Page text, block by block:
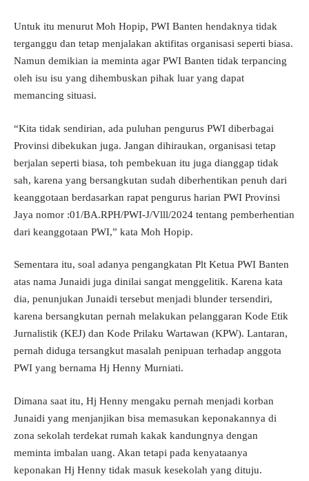
Untuk itu menurut Moh Hopip, PWI Banten hendaknya tidak
terganggu dan tetap menjalakan aktifitas organisasi seperti biasa.
Namun demikian ia meminta agar PWI Banten tidak terpancing
oleh isu isu yang dihembuskan pihak luar yang dapat
memancing situasi.
“Kita tidak sendirian, ada puluhan pengurus PWI diberbagai
Provinsi dibekukan juga. Jangan dihiraukan, organisasi tetap
berjalan seperti biasa, toh pembekuan itu juga dianggap tidak
sah, karena yang bersangkutan sudah diberhentikan penuh dari
keanggotaan berdasarkan rapat pengurus harian PWI Provinsi
Jaya nomor :01/BA.RPH/PWI-J/Vlll/2024 tentang pemberhentian
dari keanggotaan PWI,” kata Moh Hopip.
Sementara itu, soal adanya pengangkatan Plt Ketua PWI Banten
atas nama Junaidi juga dinilai sangat menggelitik. Karena kata
dia, penunjukan Junaidi tersebut menjadi blunder tersendiri,
karena bersangkutan pernah melakukan pelanggaran Kode Etik
Jurnalistik (KEJ) dan Kode Prilaku Wartawan (KPW). Lantaran,
pernah diduga tersangkut masalah penipuan terhadap anggota
PWI yang bernama Hj Henny Murniati.
Dimana saat itu, Hj Henny mengaku pernah menjadi korban
Junaidi yang menjanjikan bisa memasukan keponakannya di
zona sekolah terdekat rumah kakak kandungnya dengan
meminta imbalan uang. Akan tetapi pada kenyataanya
keponakan Hj Henny tidak masuk kesekolah yang dituju.